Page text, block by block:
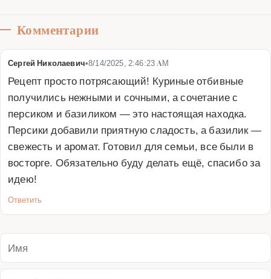
Комментарии
Сергей Николаевич•8/14/2025, 2:46:23 AM
Рецепт просто потрясающий! Куриные отбивные
получились нежными и сочными, а сочетание с
персиком и базиликом — это настоящая находка.
Персики добавили приятную сладость, а базилик —
свежесть и аромат. Готовил для семьи, все были в
восторге. Обязательно буду делать ещё, спасибо за
идею!
Ответить